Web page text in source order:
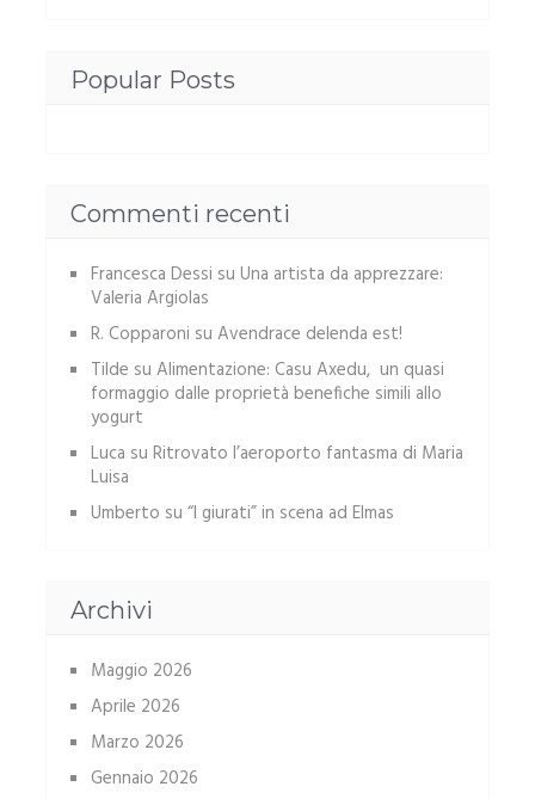
Popular Posts
Commenti recenti
Francesca Dessi su Una artista da apprezzare:
Valeria Argiolas
R. Copparoni su Avendrace delenda est!
Tilde su Alimentazione: Casu Axedu, un quasi
formaggio dalle proprietà benefiche simili allo
yogurt
Luca su Ritrovato l’aeroporto fantasma di Maria
Luisa
Umberto su “I giurati” in scena ad Elmas
Archivi
Maggio 2026
Aprile 2026
Marzo 2026
Gennaio 2026